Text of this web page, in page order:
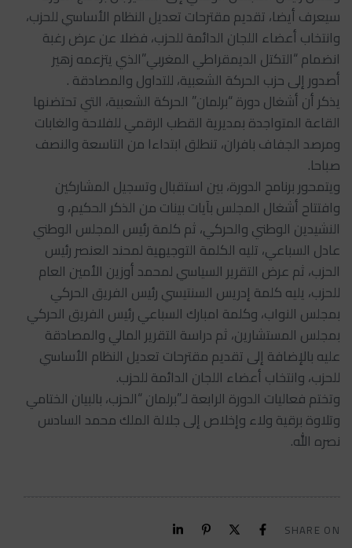
سيعرف أيضا، تقديم مقترحات تعديل النظام الأساسي للحزب،
وانتخاب أعضاء اللجان الدائمة للحزب، فضلا عن عرض رغبة
انضمام “التكتل الديمقراطي المغربي”الذي يتزعمه زهير
أصدور إلى حزب الحركة الشعبية، للتداول والمصادقة .
يذكر أن أشغال دورة “برلمان” الحركة الشعبية، التي تحتضنها
القاعة المتواجدة بمديرية القطب الرقمي للفلاحة والغابات
ومرصد الجفاف بافران، تنطلق ابتداءا من التاسعة والنصف
صباحا.
ويتمحور برنامج الدورة، بين استقبال وتسجيل المشاركين
وافتتاح أشغال المجلس بآيات بينات من الذكر الحكيم، و
النشيدين الوطني والحركي، ثم كلمة رئيس المجلس الوطني
عادل السباعي، تليه الكلمة التوجيهية لمحند العنصر رئيس
الحزب، ثم عرض التقرير السياسي لمحمد أوزين الأمين العام
للحزب، يليه كلمة إدريس السنتيسي رئيس الفريق الحركي
بمجلس النواب، وكلمة امبارك السباعي رئيس الفريق الحركي
بمجلس المستشارين، ثم دراسة التقرير المالي والمصادقة
عليه بالإضافة إلى تقديم مقترحات تعديل النظام الأساسي
للحزب، وانتخاب أعضاء اللجان الدائمة للحزب.
وتختم فعاليات الدورة الرابعة لـ”برلمان “الحزب، بالبيان الختامي
وتلاوة برقية ولاء وإخلاص إلى جلالة الملك محمد السادس
نصره الله.
SHARE ON